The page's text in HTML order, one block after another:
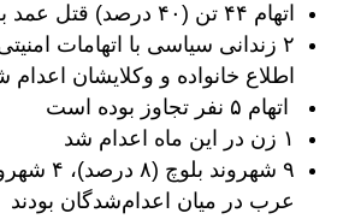
اتهام ۴۴ تن (۴۰ درصد) قتل عمد بوده است
۲ زندانی سیاسی با اتهامات
اطلاع خانواده و وکلایشان اعدام
اتهام ۵ نفر تجاوز بوده است
۱ زن در این ماه اعدام شد
عرب در میان اعدام‌شدگان بودند